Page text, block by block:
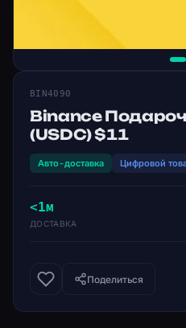
BIN4090
Binance
(USDC) $11
Авто-доставка Цифровой
<1м
ДОСТАВКА
Поделиться